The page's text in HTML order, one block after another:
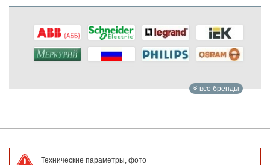
все бренды
Технические параметры, фото